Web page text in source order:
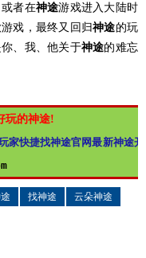
者在神途游戏进入大陆时
戏，最终又回归神途的玩
你、我、他关于神途的难忘
玩的神途!
家快捷找神途官网最新神途
找神途
云朵神途